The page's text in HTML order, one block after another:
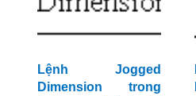
Lệnh Jogged
Dimension trong